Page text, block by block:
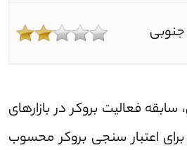
جنوبی
فعالیت بروکر در بازار‌های
اعتبار سنجی بروکر محسوب